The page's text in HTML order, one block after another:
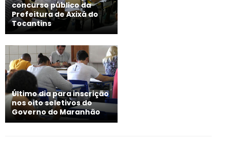
concurso público da
Prefeitura de Axixá do
Tocantins
Último dia para inscrição
nos oito seletivos do
Governo do Maranhão